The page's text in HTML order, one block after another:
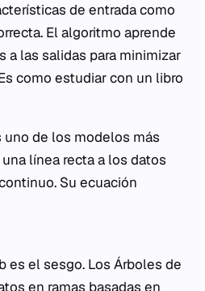
de entrada como
El algoritmo aprende
a las salidas para minimizar
como estudiar con un libro
uno de los modelos más
línea recta a los datos
Su ecuación
bes el sesgo. Los Árboles de
en ramas basadas en